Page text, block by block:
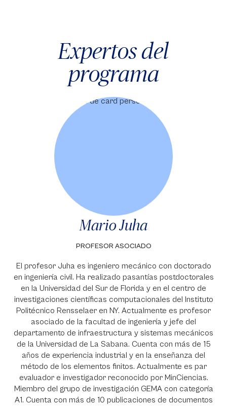
Expertos del
programa
Mario Juha
PROFESOR ASOCIADO
El profesor Juha es ingeniero mecánico con doctorado
en ingeniería civil. Ha realizado pasantías postdoctorales
en la Universidad del Sur de Florida y en el centro de
investigaciones científicas computacionales del Instituto
Politécnico Rensselaer en NY. Actualmente es profesor
asociado de la facultad de ingeniería y jefe del
departamento de infraestructura y sistemas mecánicos
de la Universidad de La Sabana. Cuenta con más de 15
años de experiencia industrial y en la enseñanza del
método de los elementos finitos. Actualmente es par
evaluador e investigador reconocido por MinCiencias.
Miembro del grupo de investigación GEMA con categoría
A1. Cuenta con más de 10 publicaciones de documentos